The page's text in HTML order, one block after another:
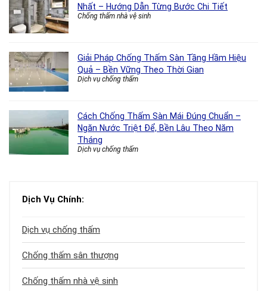
Nhất – Hướng Dẫn Từng Bước Chi Tiết
Chống thấm nhà vệ sinh
Giải Pháp Chống Thấm Sàn Tầng Hầm Hiệu
Quả – Bền Vững Theo Thời Gian
Dịch vụ chống thấm
Cách Chống Thấm Sàn Mái Đúng Chuẩn –
Ngăn Nước Triệt Để, Bền Lâu Theo Năm
Tháng
Dịch vụ chống thấm
Dịch Vụ Chính:
Dịch vụ chống thấm
Chống thấm sân thượng
Chống thấm nhà vệ sinh